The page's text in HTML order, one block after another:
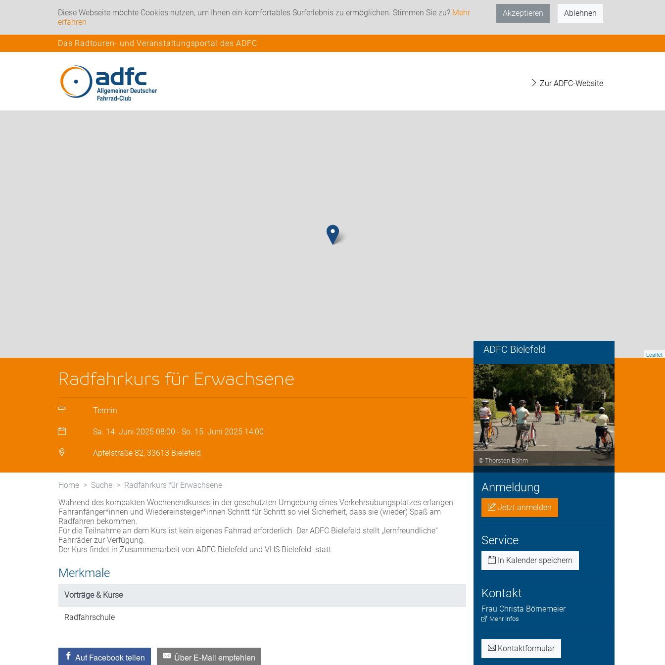
Diese Webseite möchte Cookies nutzen, um Ihnen ein komfortables Surferlebnis zu ermöglichen. Stimmen Sie zu? Mehr
erfahren
Akzeptieren Ablehnen
Das Radtouren- und Veranstaltungsportal des ADFC
Zur ADFC-Website
Leaflet
ADFC Bielefeld
Radfahrkurs für Erwachsene
Termin
Sa. 14. Juni 2025 08:00 -So. 15. Juni 2025 14:00
Apfelstraße 82, 33613 Bielefeld
© Thorsten Böhm
Anmeldung
Jetzt anmelden
Service
In Kalender speichern
Kontakt
Frau Christa Börnemeier
Mehr Infos
Kontaktformular
Home Suche
Radfahrkurs für Erwachsene
Während des kompakten Wochenendkurses in der geschützten Umgebung eines Verkehrsübungsplatzes erlangen
Fahranfänger*innen und Wiedereinsteiger*innen Schritt für Schritt so viel Sicherheit, dass sie (wieder) Spaß am
Radfahren bekommen.
Für die Teilnahme an dem Kurs ist kein eigenes Fahrrad erforderlich. Der ADFC Bielefeld stellt „lernfreundliche“
Fahrräder zur Verfügung.
Der Kurs findet in Zusammenarbeit von ADFC Bielefeld und VHS Bielefeld statt.
Merkmale
Vorträge & Kurse
Radfahrschule
Auf Facebook teilen Über E-Mail empfehlen